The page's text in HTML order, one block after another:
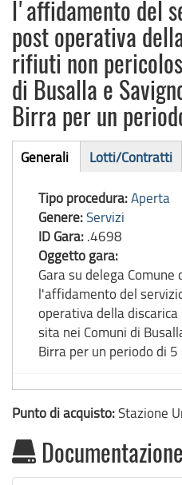
l'affidamento del
post operativa
rifiuti non
di Busalla e
Birra per un
Bando
gara
Generali
attiva)
Lotti/Contratti
Tipo procedura:Aperta
Genere:Servizi
ID Gara: .4698
Oggetto gara:
Gara su delega Comune
l'affidamento del
operativa della
sita nei Comuni di
Birra per un periodo di 5
Punto di acquisto:Stazione